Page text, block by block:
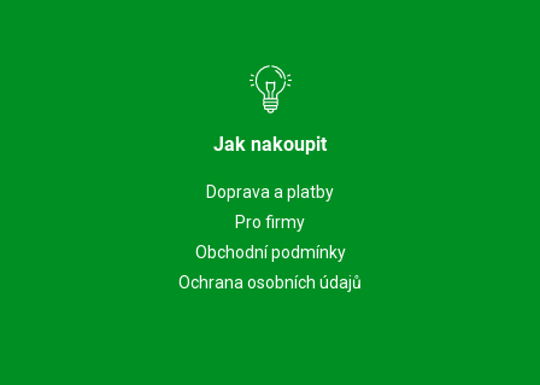
Jak nakoupit
Doprava a platby
Pro firmy
Obchodní podmínky
Ochrana osobních údajů